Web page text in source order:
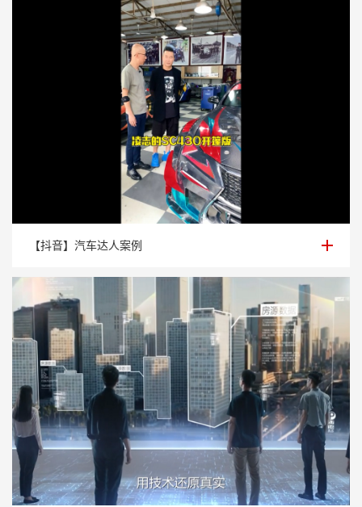
【抖音】汽车达人案例
【抖音】汽车达人案例